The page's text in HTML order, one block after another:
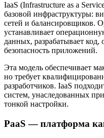
IaaS (Infrastructure as a
базовой инфраструктуры:
сетей и балансировщиков.
устанавливает
данных, разрабатывает код,
безопасность приложений.
Эта модель обеспечивает
но требует
разработчиков. IaaS
систем, унаследованных
тонкой настройки.
PaaS — платформа